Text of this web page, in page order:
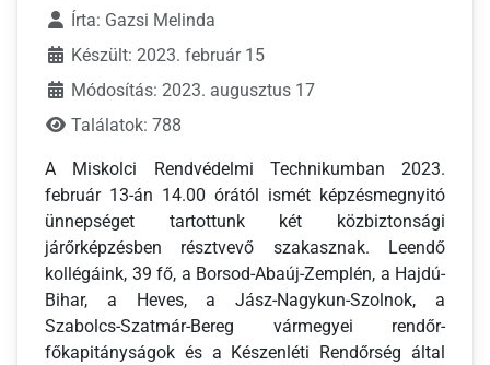
Írta: Gazsi Melinda
Készült: 2023. február 15
Módosítás: 2023. augusztus 17
Találatok: 788
A Miskolci Rendvédelmi Technikumban 2023.
február 13-án 14.00 órától ismét képzésmegnyitó
ünnepséget tartottunk két közbiztonsági
járőrképzésben résztvevő szakasznak. Leendő
kollégáink, 39 fő, a Borsod-Abaúj-Zemplén, a Hajdú-
Bihar, a Heves, a Jász-Nagykun-Szolnok, a
Szabolcs-Szatmár-Bereg vármegyei rendőr-
főkapitányságok és a Készenléti Rendőrség által